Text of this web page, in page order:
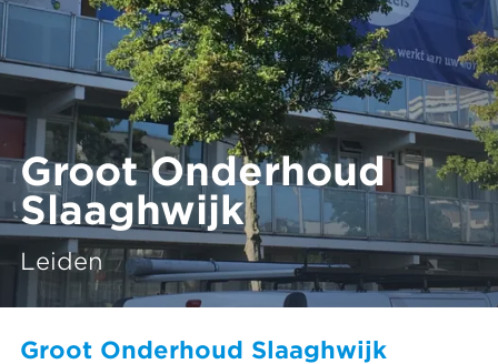
Groot Onderhoud
Slaaghwijk
Leiden
Groot Onderhoud Slaaghwijk